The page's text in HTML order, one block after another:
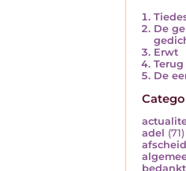
De
Erwt
De
adel (71)
afscheid
bedankt